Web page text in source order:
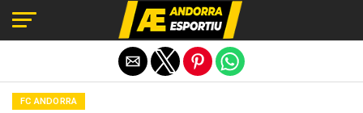
FC ANDORRA
Exit mobile version